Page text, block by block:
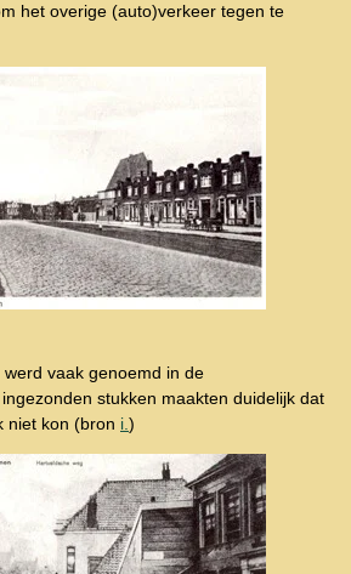
het overige (auto)verkeer tegen te
vaak genoemd in de
stukken maakten duidelijk dat
niet kon (bron i. )